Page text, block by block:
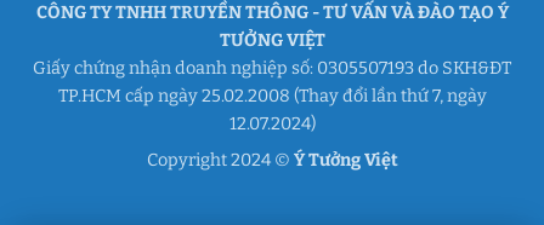
CÔNG TY TNHH TRUYỀN THÔNG - TƯ VẤN VÀ ĐÀO TẠO Ý
TƯỞNG VIỆT
Giấy chứng nhận doanh nghiệp số: 0305507193 do SKH&ĐT
TP.HCM cấp ngày 25.02.2008 (Thay đổi lần thứ 7, ngày
12.07.2024)
Copyright 2024 © Ý Tưởng Việt